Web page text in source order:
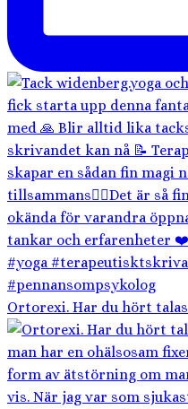
Ortorexi. Har du hört